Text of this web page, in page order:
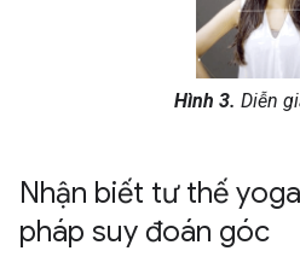
Hình 3. Diễn
Nhận biết tư thế
pháp suy đoán góc